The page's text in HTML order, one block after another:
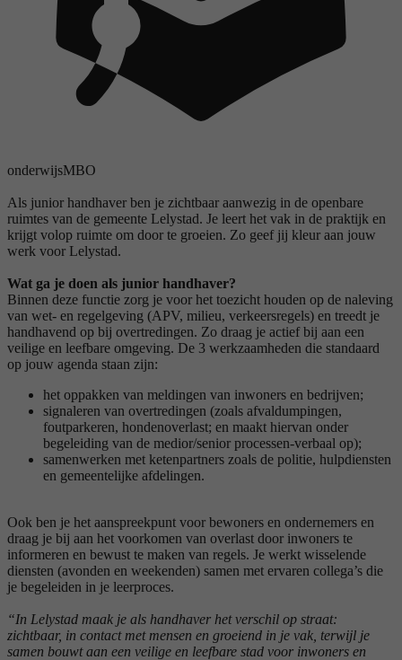
onderwijsMBO
Als junior handhaver ben je zichtbaar aanwezig in de openbare
ruimtes van de gemeente Lelystad. Je leert het vak in de praktijk en
krijgt volop ruimte om door te groeien. Zo geef jij kleur aan jouw
werk voor Lelystad.
Wat ga je doen als junior handhaver?
Binnen deze functie zorg je voor het toezicht houden op de naleving
van wet- en regelgeving (APV, milieu, verkeersregels) en treedt je
handhavend op bij overtredingen. Zo draag je actief bij aan een
veilige en leefbare omgeving. De 3 werkzaamheden die standaard
op jouw agenda staan zijn:
het oppakken van meldingen van inwoners en bedrijven;
signaleren van overtredingen (zoals afvaldumpingen,
foutparkeren, hondenoverlast; en maakt hiervan onder
begeleiding van de medior/senior processen-verbaal op);
samenwerken met ketenpartners zoals de politie, hulpdiensten
en gemeentelijke afdelingen.
Ook ben je het aanspreekpunt voor bewoners en ondernemers en
draag je bij aan het voorkomen van overlast door inwoners te
informeren en bewust te maken van regels. Je werkt wisselende
diensten (avonden en weekenden) samen met ervaren collega’s die
je begeleiden in je leerproces.
“In Lelystad maak je als handhaver het verschil op straat:
zichtbaar, in contact met mensen en groeiend in je vak, terwijl je
samen bouwt aan een veilige en leefbare stad voor inwoners en